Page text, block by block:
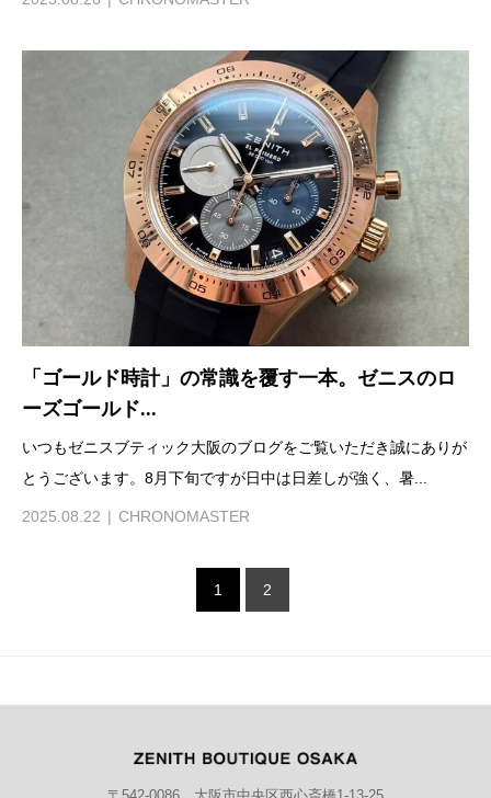
「ゴールド時計」の常識を覆す一本。ゼニスのロ
ーズゴールド...
いつもゼニスブティック大阪のブログをご覧いただき誠にありが
とうございます。8月下旬ですが日中は日差しが強く、暑...
2025.08.22 CHRONOMASTER
1 2